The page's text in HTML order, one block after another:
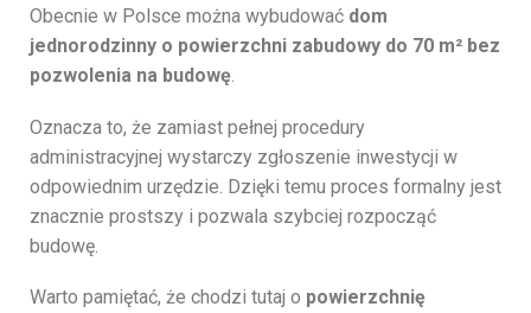
Obecnie w Polsce można wybudować dom
jednorodzinny o powierzchni zabudowy do 70 m² bez
pozwolenia na budowę.
Oznacza to, że zamiast pełnej procedury
administracyjnej wystarczy zgłoszenie inwestycji w
odpowiednim urzędzie. Dzięki temu proces formalny jest
znacznie prostszy i pozwala szybciej rozpocząć
budowę.
Warto pamiętać, że chodzi tutaj o powierzchnię